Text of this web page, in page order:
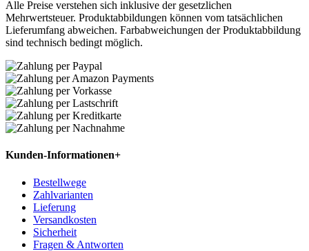
Alle Preise verstehen sich inklusive der gesetzlichen
Mehrwertsteuer. Produktabbildungen können vom tatsächlichen
Lieferumfang abweichen. Farbabweichungen der Produktabbildung
sind technisch bedingt möglich.
Kunden-Informationen+
Bestellwege
Zahlvarianten
Lieferung
Versandkosten
Sicherheit
Fragen & Antworten